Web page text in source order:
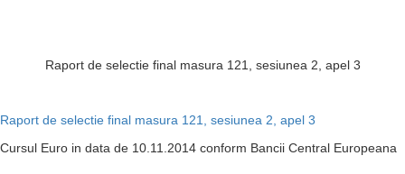
Raport de selectie final masura 121, sesiunea 2, apel 3
Raport de selectie final masura 121, sesiunea 2, apel 3
Cursul Euro in data de 10.11.2014 conform Bancii Central Europeana